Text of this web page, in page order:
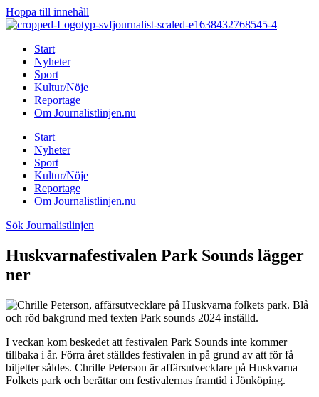
Hoppa till innehåll
Start
Nyheter
Sport
Kultur/Nöje
Reportage
Om Journalistlinjen.nu
Start
Nyheter
Sport
Kultur/Nöje
Reportage
Om Journalistlinjen.nu
Sök Journalistlinjen
Huskvarnafestivalen Park Sounds lägger
ner
I veckan kom beskedet att festivalen Park Sounds inte kommer
tillbaka i år. Förra året ställdes festivalen in på grund av att för få
biljetter såldes. Chrille Peterson är affärsutvecklare på Huskvarna
Folkets park och berättar om festivalernas framtid i Jönköping.